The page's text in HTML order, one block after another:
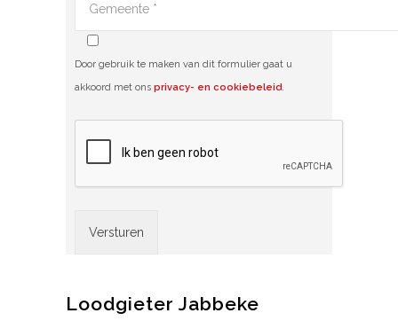
Door gebruik te maken van dit formulier gaat u
akkoord met ons privacy- en cookiebeleid.
Loodgieter Jabbeke